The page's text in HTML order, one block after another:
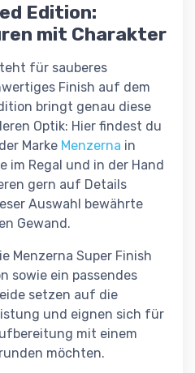
Edition:
mit Charakter
für sauberes
Finish auf dem
bringt genau diese
Optik: Hier findest du
Marke Menzerna in
im Regal und in der Hand
gern auf Details
Auswahl bewährte
Gewand.
Menzerna Super Finish
sowie ein passendes
setzen auf die
und eignen sich für
mit einem
möchten.